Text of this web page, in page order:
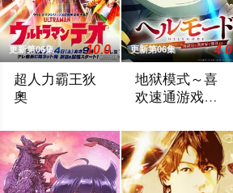
更新第06集 10.0
超人力霸王狄
奧
更新第06集 4.0
地狱模式～喜
欢速通游戏的
异世界无双～
第二季